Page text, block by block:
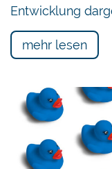
Entwicklung
mehr lesen